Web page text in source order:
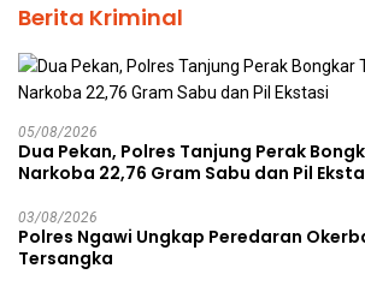
Berita Kriminal
05/08/2026
Dua Pekan, Polres Tanjung Perak
Narkoba 22,76 Gram Sabu dan Pil
03/08/2026
Polres Ngawi Ungkap Peredaran
Tersangka